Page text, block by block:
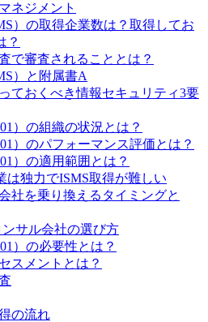
ネジメント
）の取得企業数は？取得してお
？
で審査されることとは？
）と附属書A
ておくべき情報セキュリティ3要
）の組織の状況とは？
）のパフォーマンス評価とは？
）の適用範囲とは？
は独力でISMS取得が難しい
社を乗り換えるタイミングと
サル会社の選び方
）の必要性とは？
スメントとは？
の流れ